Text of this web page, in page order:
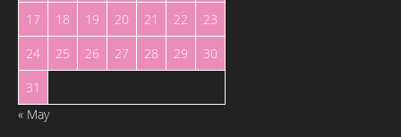
17
18 19 20 21 22
23
24
25 26 27 28 29
30
31
« May